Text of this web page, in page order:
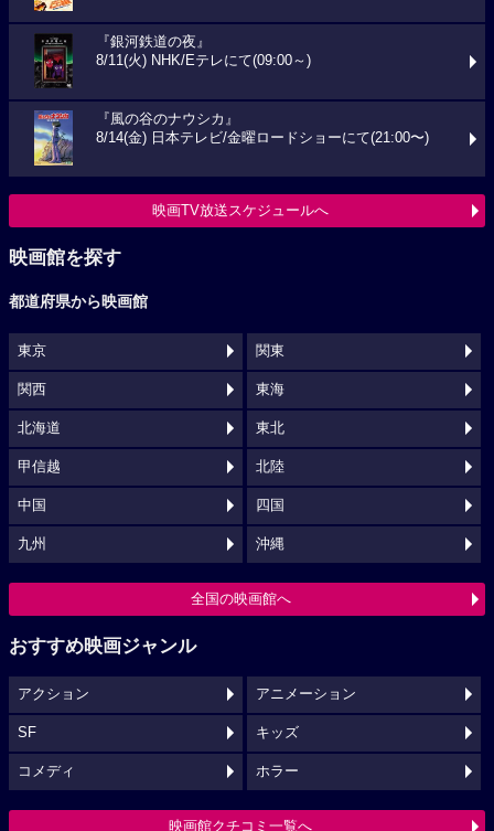
『銀河鉄道の夜』
8/11(火) NHK/Eテレにて(09:00～)
『風の谷のナウシカ』
8/14(金) 日本テレビ/金曜ロードショーにて(21:00〜)
映画TV放送スケジュールへ
映画館を探す
都道府県から映画館
東京 関東
関西 東海
北海道 東北
甲信越 北陸
中国 四国
九州 沖縄
全国の映画館へ
おすすめ映画ジャンル
アクション アニメーション
SF キッズ
コメディ ホラー
映画館クチコミ一覧へ